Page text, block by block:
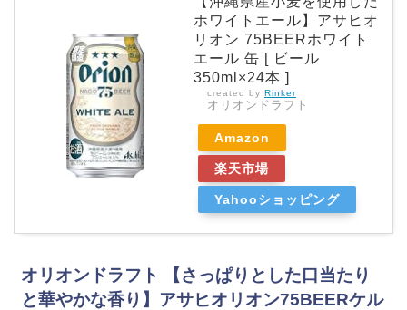
ホワイトエール】アサヒオ
リオン 75BEERホワイト
エール 缶 [ ビール
350ml×24本 ]
created by Rinker
オリオンドラフト
Amazon
楽天市場
Yahooショッピング
オリオンドラフト 【さっぱりとした口当たり
と華やかな香り】アサヒオリオン75BEERケル